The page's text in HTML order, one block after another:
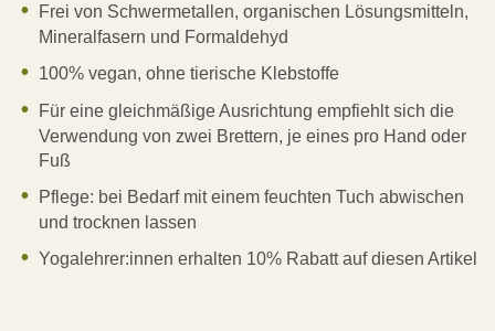
Frei von Schwermetallen, organischen Lösungsmitteln,
Mineralfasern und Formaldehyd
100% vegan, ohne tierische Klebstoffe
Für eine gleichmäßige Ausrichtung empfiehlt sich die
Verwendung von zwei Brettern, je eines pro Hand oder
Fuß
Pflege: bei Bedarf mit einem feuchten Tuch abwischen
und trocknen lassen
Yogalehrer:innen erhalten 10% Rabatt auf diesen Artikel